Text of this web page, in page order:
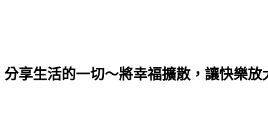
分享生活的一切～將幸福擴散，讓快樂放